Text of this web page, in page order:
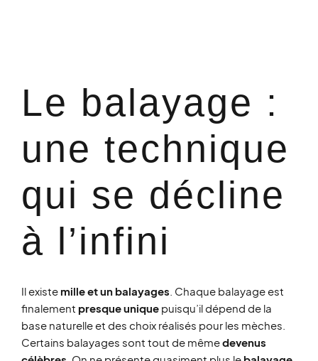
Le balayage :
une technique
qui se décline
à l’infini​
Il existe mille et un balayages . Chaque balayage est
finalement presque unique puisqu’il dépend de la
base naturelle et des choix réalisés pour les mèches.
Certains balayages sont tout de mêmedevenus